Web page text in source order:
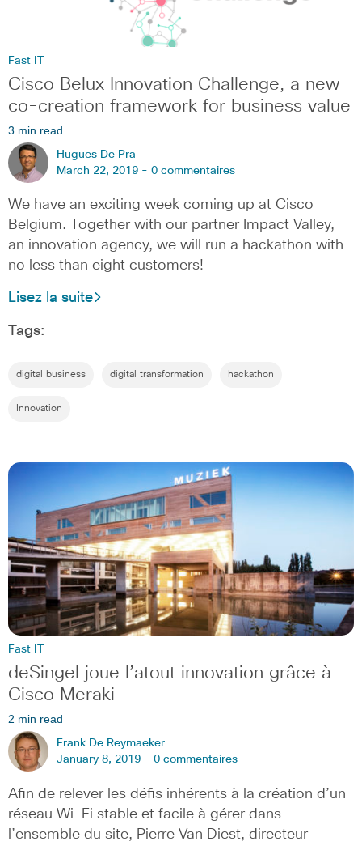
Fast IT
Cisco Belux Innovation Challenge, a new
co-creation framework for business value
3 min read
Hugues De Pra
March 22, 2019 - 0 commentaires
We have an exciting week coming up at Cisco
Belgium. Together with our partner Impact Valley,
an innovation agency, we will run a hackathon with
no less than eight customers!
Lisez la suite
Tags:
digital business digital transformation hackathon
Innovation
Fast IT
deSingel joue l’atout innovation grâce à
Cisco Meraki
2 min read
Frank De Reymaeker
January 8, 2019 - 0 commentaires
Afin de relever les défis inhérents à la création d’un
réseau Wi-Fi stable et facile à gérer dans
l’ensemble du site, Pierre Van Diest, directeur